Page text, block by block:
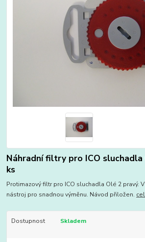
Náhradní filtry pro ICO
ks
Protimazový filtr pro ICO sluchadla Olé 2 pravý.
nástroj pro snadnou výměnu. Návod přiložen.
Dostupnost Skladem